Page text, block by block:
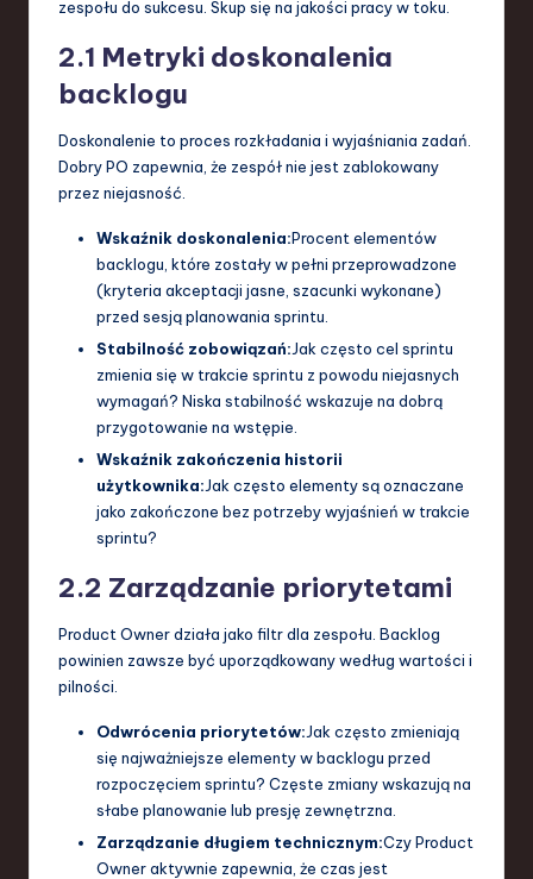
zespołu do sukcesu. Skup się na jakości pracy w toku.
2.1 Metryki doskonalenia
backlogu
Doskonalenie to proces rozkładania i wyjaśniania zadań.
Dobry PO zapewnia, że zespół nie jest zablokowany
przez niejasność.
Wskaźnik doskonalenia:Procent elementów
backlogu, które zostały w pełni przeprowadzone
(kryteria akceptacji jasne, szacunki wykonane)
przed sesją planowania sprintu.
Stabilność zobowiązań:Jak często cel sprintu
zmienia się w trakcie sprintu z powodu niejasnych
wymagań? Niska stabilność wskazuje na dobrą
przygotowanie na wstępie.
Wskaźnik zakończenia historii
użytkownika:Jak często elementy są oznaczane
jako zakończone bez potrzeby wyjaśnień w trakcie
sprintu?
2.2 Zarządzanie priorytetami
Product Owner działa jako filtr dla zespołu. Backlog
powinien zawsze być uporządkowany według wartości i
pilności.
Odwrócenia priorytetów:Jak często zmieniają
się najważniejsze elementy w backlogu przed
rozpoczęciem sprintu? Częste zmiany wskazują na
słabe planowanie lub presję zewnętrzna.
Zarządzanie długiem technicznym:Czy Product
Owner aktywnie zapewnia, że czas jest